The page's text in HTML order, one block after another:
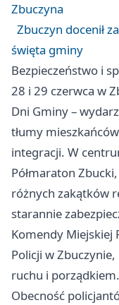
Zbuczyna
Zbuczyn docenił
święta gminy
Bezpieczeństwo i
28 i 29 czerwca w
Dni Gminy –
tłumy
integracji. W
Półmaraton
różnych zakątków
starannie
Komendy Miejskiej
Policji w
ruchu i porządkiem.
Obecność